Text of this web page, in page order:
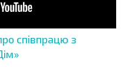
співпрацю з